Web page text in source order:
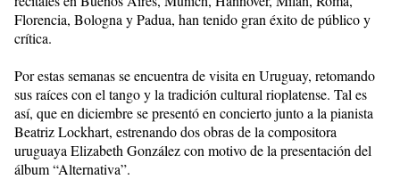
Florencia, Bologna y Padua, han tenido gran éxito de público y
crítica.
Por estas semanas se encuentra de visita en Uruguay, retomando
sus raíces con el tango y la tradición cultural rioplatense. Tal es
así, que en diciembre se presentó en concierto junto a la pianista
Beatriz Lockhart, estrenando dos obras de la compositora
uruguaya Elizabeth González con motivo de la presentación del
álbum “Alternativa”.